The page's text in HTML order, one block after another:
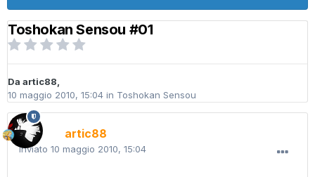
Toshokan Sensou #01
Da artic88,
10 maggio 2010, 15:04 in Toshokan Sensou
artic88
Inviato 10 maggio 2010, 15:04